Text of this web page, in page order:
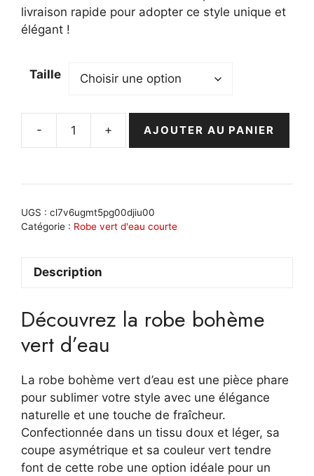
livraison rapide pour adopter ce style unique et
élégant !
Taille
-
quantité
vert
d'eau
+ AJOUTER AU PANIER
UGS : cl7v6ugmt5pg00djiu00
Catégorie : Robe vert d'eau courte
Description
Découvrez la robe bohème
vert d’eau
La robe bohème vert d’eau est une pièce phare
pour sublimer votre style avec une élégance
naturelle et une touche de fraîcheur.
Confectionnée dans un tissu doux et léger, sa
coupe asymétrique et sa couleur vert tendre
font de cette robe une option idéale pour un